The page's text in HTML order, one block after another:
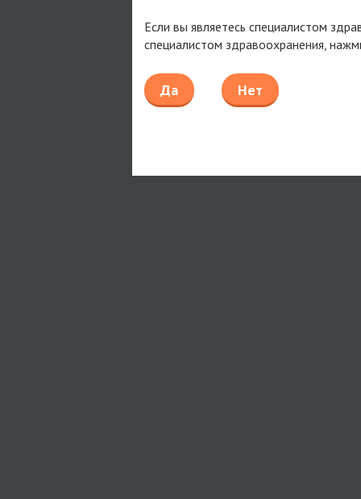
Если вы являетесь специалистом
специалистом здравоохранения,
Да Нет